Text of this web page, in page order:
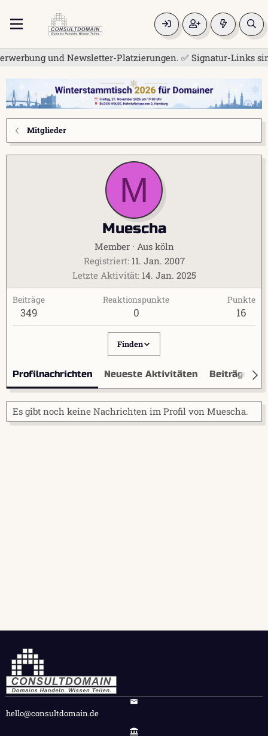
und Newsletter-Platzierungen. ✅ Signatur-Links
Mitglieder
M
Muescha
Member · Aus köln
Registriert 11. Jan. 2007
Letzte Aktivität 14. Jan. 2025
Beiträge
349
Reaktionspunkte
0
Punkte
16
Finden
Profilnachrichten Neueste Aktivitäten Beiträge
Es gibt noch keine Nachrichten im Profil von Muescha.
hello@consultdomain.de